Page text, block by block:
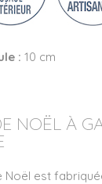
: 10 cm
NOËL À
Noël est